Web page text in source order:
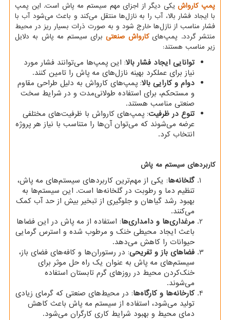
پمپ کارواشیکی دیگر از اجزای مهم سیستم مه پاش است. این پمپ
با ایجاد فشار بالا، آب را به نازل‌ها منتقل می‌کند و باعث می‌شود آب با
فشار مناسب از نازل‌ها خارج شود و به صورت ذرات بسیار ریز در محیط
منتشر گردد. پمپ‌هایکارواش صنعتیبرای سیستم مه پاش به دلایل
زیر مناسب هستند:
توانایی ایجاد فشار بالا: این پمپ‌ها می‌توانند فشار مورد
نیاز برای عملکرد بهینه نازل‌های مه پاش را تامین کنند.
دوام و کارایی بالا: پمپ‌های کارواش به دلیل طراحی مقاوم
و مستحکم، برای استفاده طولانی‌مدت و در شرایط سخت
صنعتی مناسب هستند.
تنوع در ظرفیت: پمپ‌های کارواش با ظرفیت‌های مختلفی
عرضه می‌شوند که می‌توان آن‌ها را متناسب با نیاز هر پروژه
انتخاب کرد.
کاربردهای سیستم مه پاش
گلخانه‌ها: یکی از مهم‌ترین کاربردهای سیستم‌های مه پاش،
تنظیم دما و رطوبت در گلخانه‌ها است. این سیستم‌ها به
بهبود رشد گیاهان و جلوگیری از تبخیر بیش از حد آب کمک
می‌کنند.
مرغداری‌ها و دامداری‌ها: استفاده از مه پاش در این فضاها
باعث ایجاد محیطی خنک و مرطوب شده و استرس گرمایی
حیوانات را کاهش می‌دهد.
فضاهای باز و تفریحی: در رستوران‌ها و کافه‌های فضای باز،
سیستم‌های مه پاش به عنوان یک راه حل موثر برای
خنک‌کردن محیط در روزهای گرم تابستان استفاده
می‌شوند.
کارخانه‌ها و کارگاه‌ها: در محیط‌های صنعتی که گرمای زیادی
تولید می‌شود، استفاده از سیستم مه پاش باعث کاهش
دمای محیط و بهبود شرایط کاری کارگران می‌شود.